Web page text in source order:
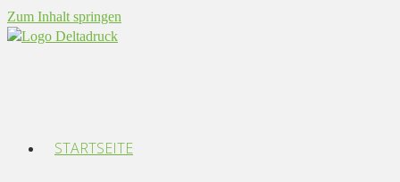
Zum Inhalt springen
STARTSEITE